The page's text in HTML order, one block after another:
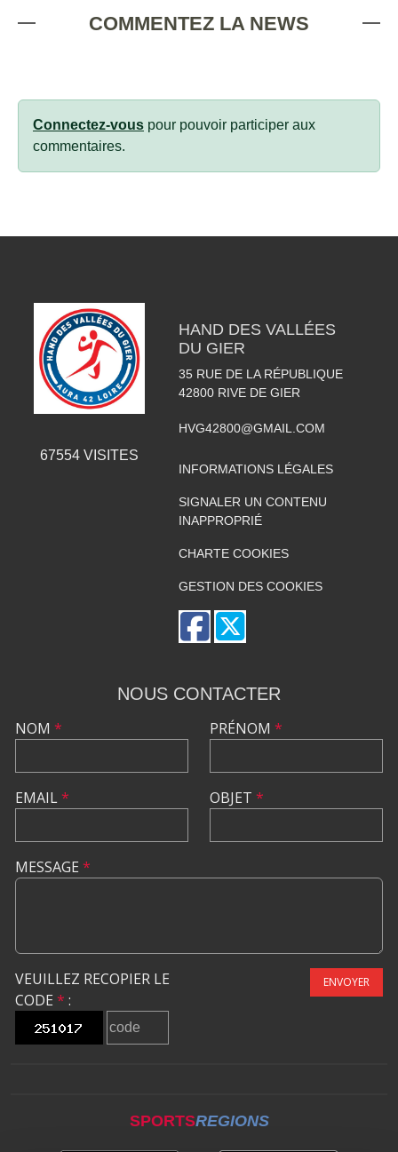
COMMENTEZ LA NEWS
Connectez-vous pour pouvoir participer aux
commentaires.
67554VISITES
HAND DES VALLÉES
DU GIER
35 RUE DE LA RÉPUBLIQUE
42800 RIVE DE GIER
HVG42800@GMAIL.COM
INFORMATIONS LÉGALES
SIGNALER UN CONTENU
INAPPROPRIÉ
CHARTE COOKIES
GESTION DES COOKIES
NOUS CONTACTER
NOM *
EMAIL*
PRÉNOM *
OBJET *
MESSAGE *
VEUILLEZ RECOPIER LE
CODE * :
ENVOYER
SPORTSREGIONS